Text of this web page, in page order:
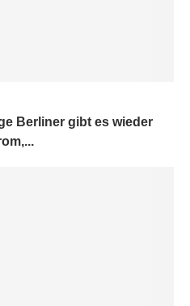
Berliner gibt es wieder